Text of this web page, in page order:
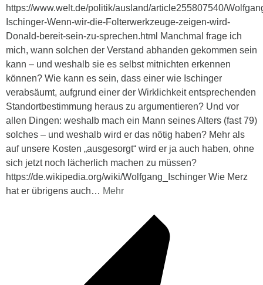
https://www.welt.de/politik/ausland/article255807540/
Ischinger-Wenn-wir-die-Folterwerkzeuge-zeigen-wird-
Donald-bereit-sein-zu-sprechen.html Manchmal frage ich
mich, wann solchen der Verstand abhanden gekommen sein
kann – und weshalb sie es selbst mitnichten erkennen
können? Wie kann es sein, dass einer wie Ischinger
verabsäumt, aufgrund einer der Wirklichkeit entsprechenden
Standortbestimmung heraus zu argumentieren? Und vor
allen Dingen: weshalb mach ein Mann seines Alters (fast 79)
solches – und weshalb wird er das nötig haben? Mehr als
auf unsere Kosten „ausgesorgt“ wird er ja auch haben, ohne
sich jetzt noch lächerlich machen zu müssen?
https://de.wikipedia.org/wiki/Wolfgang_Ischinger Wie Merz
hat er übrigens auch… Mehr